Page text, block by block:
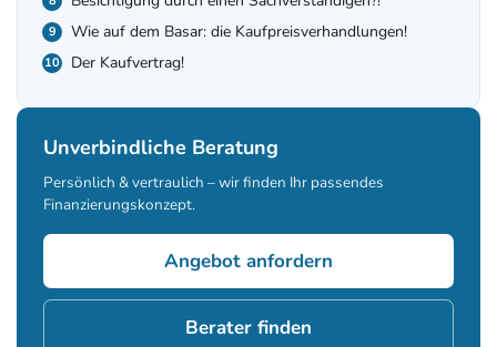
Wie auf dem Basar: die Kaufpreisverhandlungen!
Der Kaufvertrag!
Unverbindliche Beratung
Persönlich & vertraulich – wir finden Ihr passendes
Finanzierungskonzept.
Angebot anfordern
Berater finden